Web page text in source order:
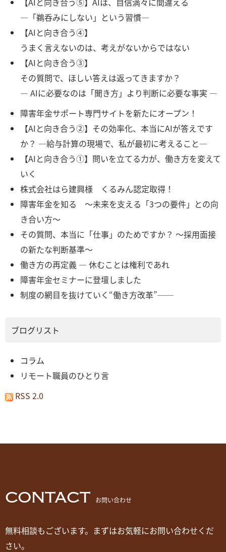
―「鵜呑みにしない」という習慣―
【AIと向き合う④】
うまく言えないのは、考えがないからではない
【AIと向き合う③】
その質問で、ほしい答えは返ってきますか？
― AIに必要なのは「聞き方」より判断に必要な事実 ―
障害年金サポート専門サイトを新たにオープン！
【AIと向き合う②】その効率化、本当にAIが答えです
か？ ―給与計算の現場で、私が最初に考えること―
【AIと向き合う①】問いを立てる力が、働き方を変えて
いく
株式会社はら建興様 くるみん認定取得！
障害年金を知る ～未来を支える「3つの要件」との向
き合い方～
その質問、本当に「仕事」のためですか？ ～採用面接
の新たな判断基準～
働き方の再定義 ― 休むことは権利であれ
障害年金セミナーに登壇しました
制度の網目を抜けていく“働き方改革”──
ブログリスト
コラム
リモート職員のひとり言
RSS 2.0
CONTACT お問い合わせ
無料相談もございます。まずはお気軽にお問い合わせくだ
さい。